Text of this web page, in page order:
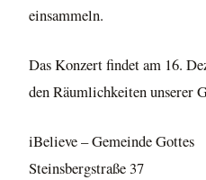
einsammeln.
Das Konzert findet am 16.
den Räumlichkeiten unserer
iBelieve – Gemeinde Gottes
Steinsbergstraße 37